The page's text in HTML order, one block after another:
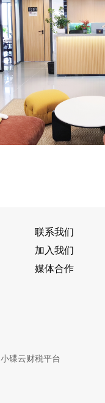
联系我们
加入我们
媒体合作
小碟云财税平台